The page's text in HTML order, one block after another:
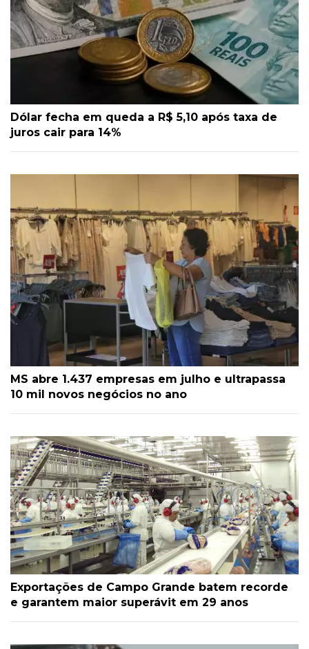
Dólar fecha em queda a R$ 5,10 após taxa de
juros cair para 14%
MS abre 1.437 empresas em julho e ultrapassa
10 mil novos negócios no ano
Exportações de Campo Grande batem recorde
e garantem maior superávit em 29 anos